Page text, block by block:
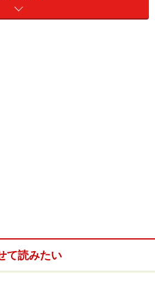
るかは自分で決められる時代
て読みたい